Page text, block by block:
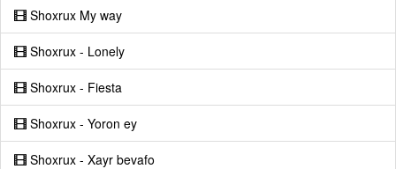
Shoxrux My way
Shoxrux - Lonely
Shoxrux - Fiesta
Shoxrux - Yoron ey
Shoxrux - Xayr bevafo